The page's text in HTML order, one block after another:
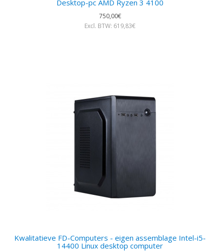
Desktop-pc AMD Ryzen 3 4100
750,00€
Excl. BTW: 619,83€
Kwalitatieve FD-Computers - eigen assemblage Intel-i5-
14400 Linux desktop computer